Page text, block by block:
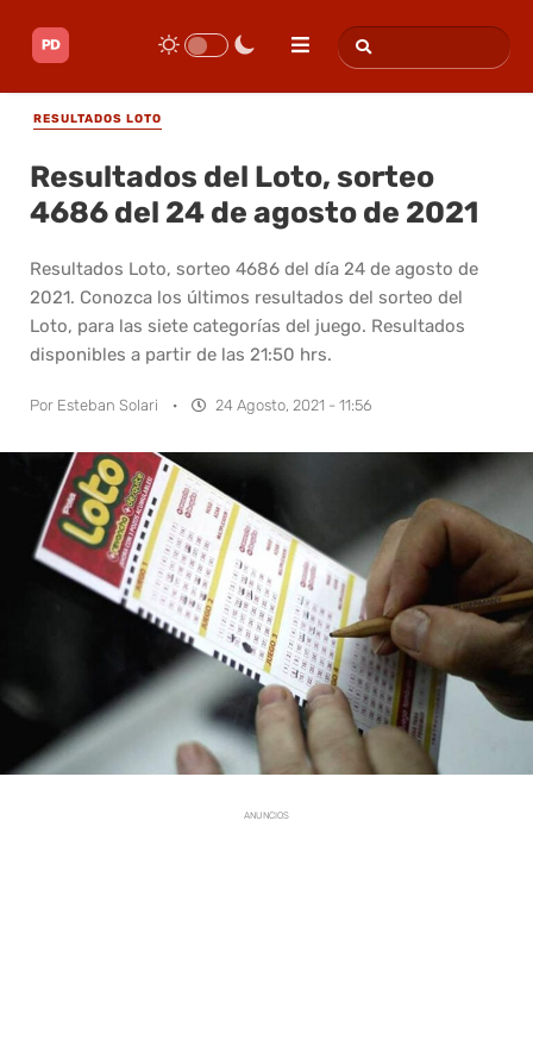
RESULTADOS LOTO
Resultados del Loto, sorteo
4686 del 24 de agosto de 2021
Resultados Loto, sorteo 4686 del día 24 de agosto de
2021. Conozca los últimos resultados del sorteo del
Loto, para las siete categorías del juego. Resultados
disponibles a partir de las 21:50 hrs.
Por Esteban Solari · 24 Agosto, 2021 - 11:56
ANUNCIOS